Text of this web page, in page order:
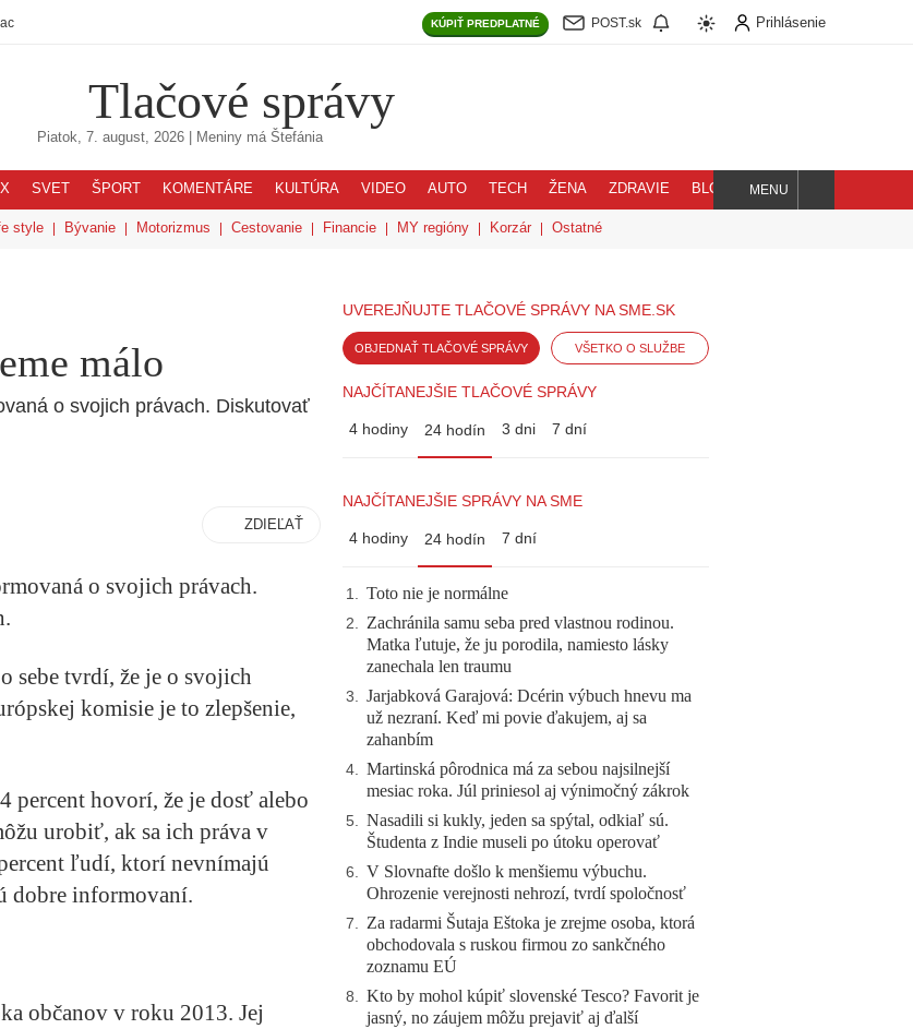
KÚPIŤ PREDPLATNÉ POST.sk Prihlásenie
Tlačové správy
Piatok, 7. august, 2026 | Meniny má Štefánia
SVET ŠPORT KOMENTÁRE KULTÚRA VIDEO AUTO TECH ŽENA ZDRAVIE BLOG
Hľadaj
MENU
style Bývanie Motorizmus Cestovanie Financie MY regióny Korzár Ostatné
málo
o svojich právach. Diskutovať
ZDIEĽAŤ
o svojich právach.
sebe tvrdí, že je o svojich
komisie je to zlepšenie,
percent hovorí, že je dosť alebo
urobiť, ak sa ich práva v
ľudí, ktorí nevnímajú
dobre informovaní.
občanov v roku 2013. Jej
UVEREJŇUJTE TLAČOVÉ SPRÁVY NA SME.SK
OBJEDNAŤ TLAČOVÉ SPRÁVY VŠETKO O SLUŽBE
NAJČÍTANEJŠIE TLAČOVÉ SPRÁVY
4 hodiny 24 hodín 3 dni 7 dní
NAJČÍTANEJŠIE SPRÁVY NA SME
4 hodiny 24 hodín 7 dní
1. Toto nie je normálne
2. Zachránila samu seba pred vlastnou rodinou.
Matka ľutuje, že ju porodila, namiesto lásky
zanechala len traumu
3. Jarjabková Garajová: Dcérin výbuch hnevu ma
už nezraní. Keď mi povie ďakujem, aj sa
zahanbím
4. Martinská pôrodnica má za sebou najsilnejší
mesiac roka. Júl priniesol aj výnimočný zákrok
5. Nasadili si kukly, jeden sa spýtal, odkiaľ sú.
Študenta z Indie museli po útoku operovať
6. V Slovnafte došlo k menšiemu výbuchu.
Ohrozenie verejnosti nehrozí, tvrdí spoločnosť
7. Za radarmi Šutaja Eštoka je zrejme osoba, ktorá
obchodovala s ruskou firmou zo sankčného
zoznamu EÚ
8. Kto by mohol kúpiť slovenské Tesco? Favorit je
jasný, no záujem môžu prejaviť aj ďalší